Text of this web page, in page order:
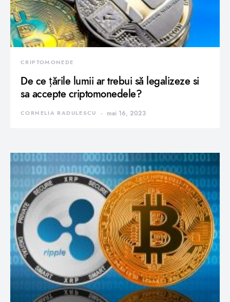
CRIPTOMONEDE
De ce țările lumii ar trebui să legalizeze si
sa accepte criptomonedele?
CORNELIA RADULESCU mai 16, 2023